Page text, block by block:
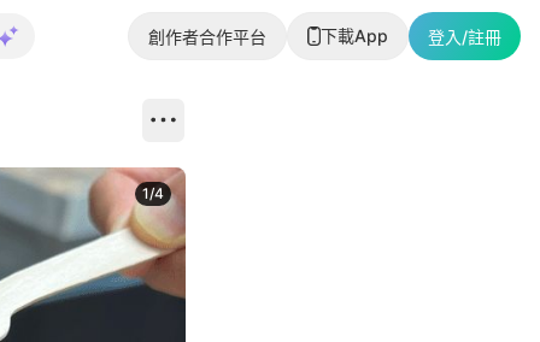
創作者合作平台 下載App 登入/註冊
1/4